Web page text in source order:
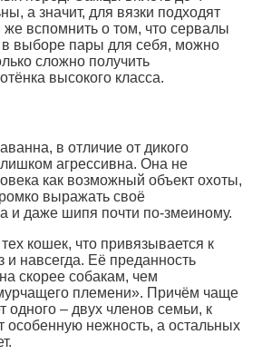
а значит, для вязки подходят
же вспомнить о том, что сервалы
выборе пары для себя, можно
сложно получить
высокого класса.
в отличие от дикого
агрессивна. Она не
как возможный объект охоты,
выражать своё
и даже шипя почти по-змеиному.
кошек, что привязывается к
и навсегда. Её преданность
скорее собакам, чем
племени». Причём чаще
одного – двух членов семьи, к
особенную нежность, а остальных